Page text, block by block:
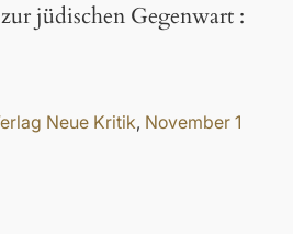
jüdischen Gegenwart :
Neue Kritik, November 1